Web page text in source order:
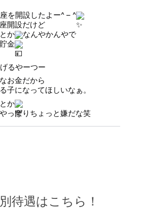
を開設したよー^ – ^
開設だけど
か
なんやかんやで
金
るやーつー
お金だから
子になってほしいなぁ。
か
っぱりちょっと嫌だな笑
待遇はこちら！